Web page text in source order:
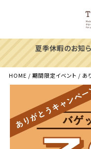
一部地
HOME 期間限定イベント あ